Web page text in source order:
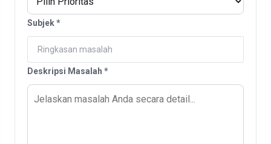
Subjek *
Deskripsi Masalah *